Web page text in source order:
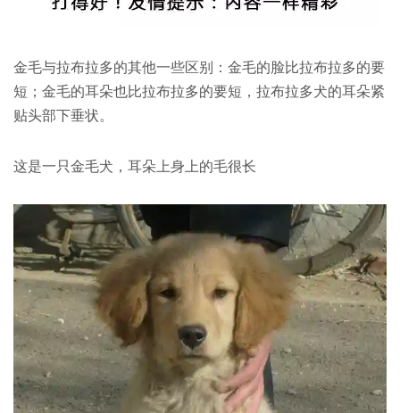
金毛与拉布拉多的其他一些区别：金毛的脸比拉布拉多的要
短；金毛的耳朵也比拉布拉多的要短，拉布拉多犬的耳朵紧
贴头部下垂状。
这是一只金毛犬，耳朵上身上的毛很长